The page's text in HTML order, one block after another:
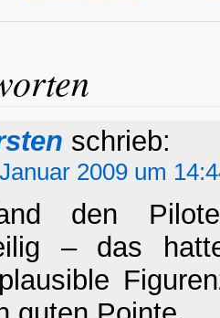
schrieb:
2009 um
den
– das